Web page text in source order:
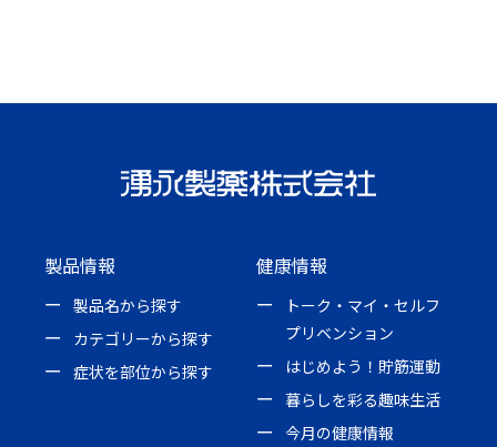
製品情報
製品名から探す
カテゴリーから探す
症状を部位から探す
健康情報
トーク・マイ・セルフ
プリベンション
はじめよう！貯筋運動
暮らしを彩る趣味生活
今月の健康情報